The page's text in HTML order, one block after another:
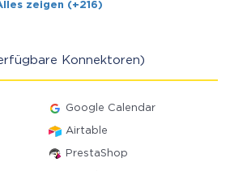
zeigen (+216)
Konnektoren)
Google Calendar
Airtable
PrestaShop